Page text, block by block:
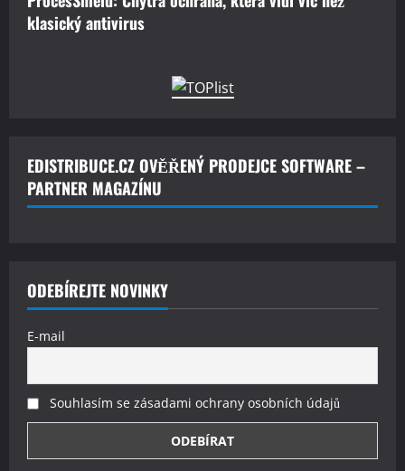
klasický antivirus
EDISTRIBUCE.CZ OVĚŘENÝ PRODEJCE SOFTWARE –
PARTNER MAGAZÍNU
ODEBÍREJTE NOVINKY
E-mail
Souhlasím se zásadami ochrany osobních údajů